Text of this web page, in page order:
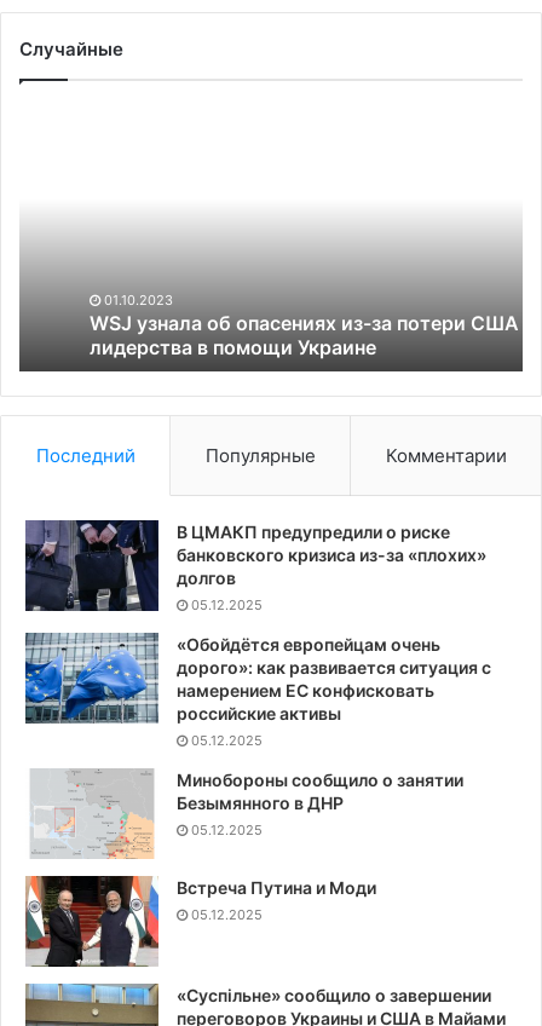
Случайные
лидерства
помощи
Украине
01.10.2023
WSJ узнала об опасениях из-за потери США
лидерства в помощи Украине
Последний Популярные Комментарии
В ЦМАКП предупредили о риске
банковского кризиса из-за «плохих»
долгов
05.12.2025
«Обойдётся европейцам очень
дорого»: как развивается ситуация с
намерением ЕС конфисковать
российские активы
05.12.2025
Минобороны сообщило о занятии
Безымянного в ДНР
05.12.2025
Встреча Путина и Моди
05.12.2025
«Суспiльне» сообщило о завершении
переговоров Украины и США в Майами